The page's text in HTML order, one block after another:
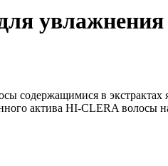
содержащимися в
актива HI-CLERA волосы